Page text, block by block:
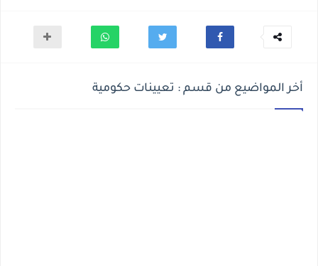
أخر المواضيع من قسم : تعيينات حكومية